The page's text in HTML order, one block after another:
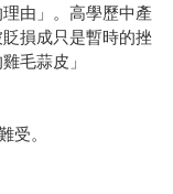
由」。高學歷中產
損成只是暫時的挫
毛蒜皮」
受。